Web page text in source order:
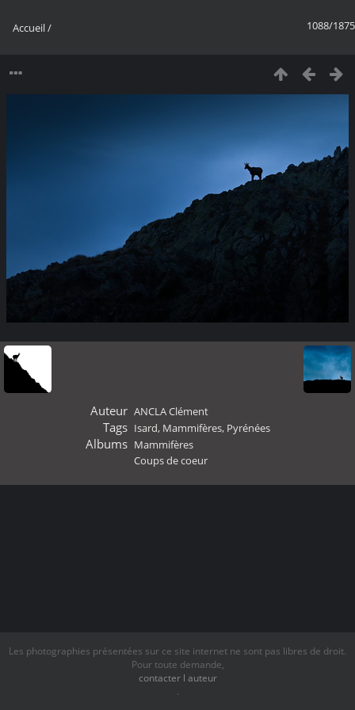
1088/1875
Accueil/
Auteur ANCLA Clément
Tags Isard, Mammifères, Pyrénées
Albums Mammifères
Coups de coeur
Les photographies présentées sur ce site internet ne sont pas libres de droit.
Pour toute demande,
contacter l auteur
.